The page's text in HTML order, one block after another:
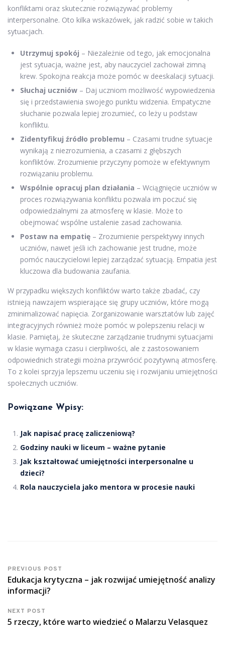
konfliktami oraz skutecznie rozwiązywać problemy
interpersonalne. Oto kilka wskazówek, jak radzić sobie w takich
sytuacjach.
Utrzymuj spokój – Niezależnie od tego, jak emocjonalna
jest sytuacja, ważne jest, aby nauczyciel zachował zimną
krew. Spokojna reakcja może pomóc w deeskalacji sytuacji.
Słuchaj uczniów – Daj uczniom możliwość wypowiedzenia
się i przedstawienia swojego punktu widzenia. Empatyczne
słuchanie pozwala lepiej zrozumieć, co leży u podstaw
konfliktu.
Zidentyfikuj źródło problemu – Czasami trudne sytuacje
wynikają z niezrozumienia, a czasami z głębszych
konfliktów. Zrozumienie przyczyny pomoże w efektywnym
rozwiązaniu problemu.
Wspólnie opracuj plan działania – Wciągnięcie uczniów w
proces rozwiązywania konfliktu pozwala im poczuć się
odpowiedzialnymi za atmosferę w klasie. Może to
obejmować wspólne ustalenie zasad zachowania.
Postaw na empatię – Zrozumienie perspektywy innych
uczniów, nawet jeśli ich zachowanie jest trudne, może
pomóc nauczycielowi lepiej zarządzać sytuacją. Empatia jest
kluczowa dla budowania zaufania.
W przypadku większych konfliktów warto także zbadać, czy
istnieją nawzajem wspierające się grupy uczniów, które mogą
zminimalizować napięcia. Zorganizowanie warsztatów lub zajęć
integracyjnych również może pomóc w polepszeniu relacji w
klasie. Pamiętaj, że skuteczne zarządzanie trudnymi sytuacjami
w klasie wymaga czasu i cierpliwości, ale z zastosowaniem
odpowiednich strategii można przywrócić pozytywną atmosferę.
To z kolei sprzyja lepszemu uczeniu się i rozwijaniu umiejętności
społecznych uczniów.
Powiązane Wpisy:
Jak napisać pracę zaliczeniową?
Godziny nauki w liceum – ważne pytanie
Jak kształtować umiejętności interpersonalne u
dzieci?
Rola nauczyciela jako mentora w procesie nauki
PREVIOUS POST
Edukacja krytyczna – jak rozwijać umiejętność analizy
informacji?
NEXT POST
5 rzeczy, które warto wiedzieć o Malarzu Velasquez